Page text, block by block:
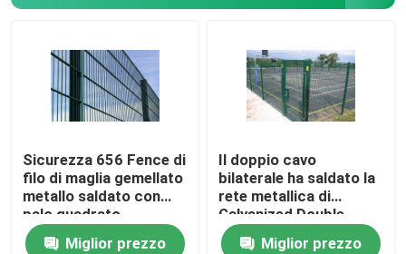
Sicurezza 656 Fence di
filo di maglia gemellato
metallo saldato con
palo quadrato
Miglior prezzo
Il doppio cavo
bilaterale ha saldato la
rete metallica di
Galvanized Double
Layer del recinto
Miglior prezzo